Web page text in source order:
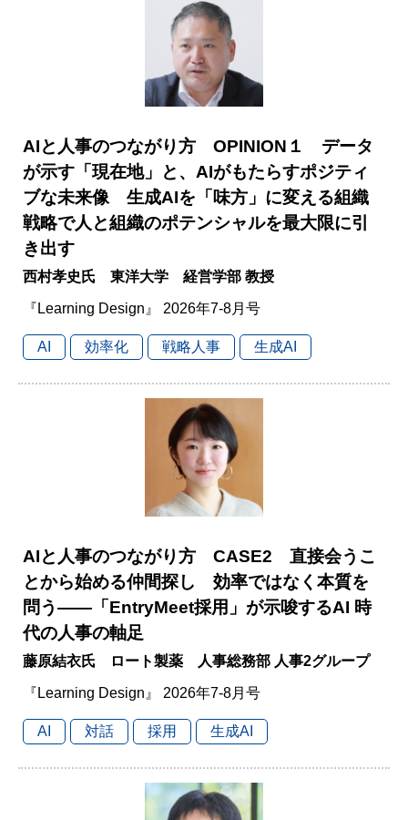
AIと人事のつながり方 OPINION１ データ
が示す「現在地」と、AIがもたらすポジティ
ブな未来像 生成AIを「味方」に変える組織
戦略で人と組織のポテンシャルを最大限に引
き出す
西村孝史氏 東洋大学 経営学部 教授
『Learning Design』 2026年7-8月号
AI 効率化 戦略人事 生成AI
AIと人事のつながり方 CASE2 直接会うこ
とから始める仲間探し 効率ではなく本質を
問う――「EntryMeet採用」が示唆するAI 時
代の人事の軸足
藤原結衣氏 ロート製薬 人事総務部 人事2グループ
『Learning Design』 2026年7-8月号
AI 対話 採用 生成AI